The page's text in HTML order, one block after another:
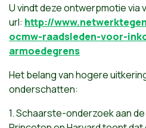
U vindt deze ontwerpmotie via
url: http://
ocmw-raadsleden-voor-
armoedegrens
Het belang van hogere
onderschatten:
1. Schaarste-onderzoek aan